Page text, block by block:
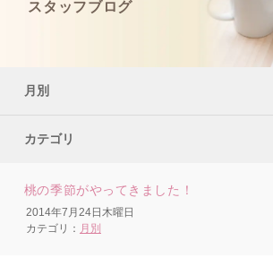
スタッフブログ
月別
カテゴリ
桃の季節がやってきました！
2014年7月24日木曜日
カテゴリ： 月別